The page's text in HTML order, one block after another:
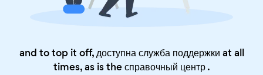
and to top it off, доступна служба поддержки at all
times, as is theсправочный центр.